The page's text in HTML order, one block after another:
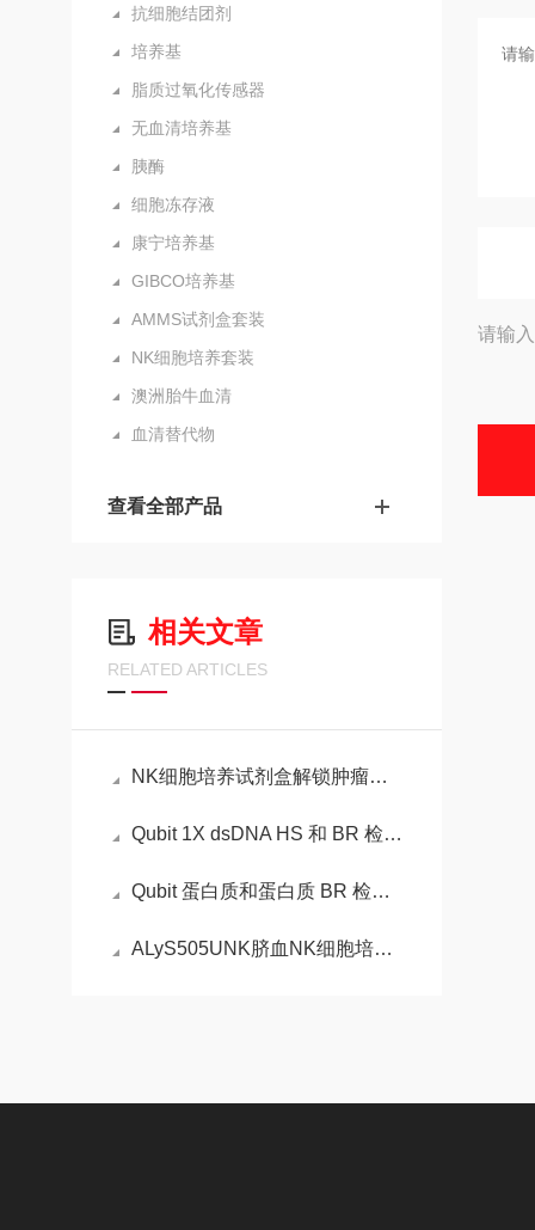
抗细胞结团剂
培养基
脂质过氧化传感器
无血清培养基
胰酶
细胞冻存液
康宁培养基
GIBCO培养基
AMMS试剂盒套装
NK细胞培养套装
澳洲胎牛血清
血清替代物
查看全部产品
相关文章
RELATED ARTICLES
NK细胞培养试剂盒解锁肿瘤免疫治疗的“细胞工厂”
Qubit 1X dsDNA HS 和 BR 检测试剂盒的性能
Qubit 蛋白质和蛋白质 BR 检测试剂盒的性能
ALyS505UNK脐血NK细胞培养试剂盒
请输